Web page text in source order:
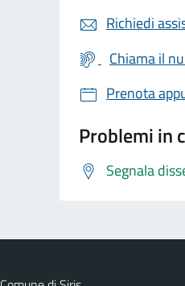
Richiedi
Chiama il
Prenota
Problemi in
Segnala